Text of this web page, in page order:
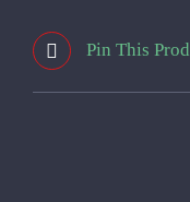
Pin This